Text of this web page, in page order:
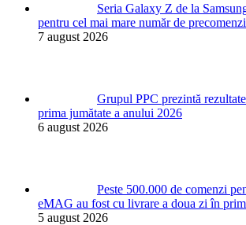
Seria Galaxy Z de la
pentru cel mai mare număr de
7 august 2026
Grupul PPC prezintă
prima jumătate a anului 2026
6 august 2026
Peste 500.000 de comenzi
eMAG au fost cu livrare a doua zi în
5 august 2026